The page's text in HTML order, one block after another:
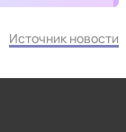
Источник новости